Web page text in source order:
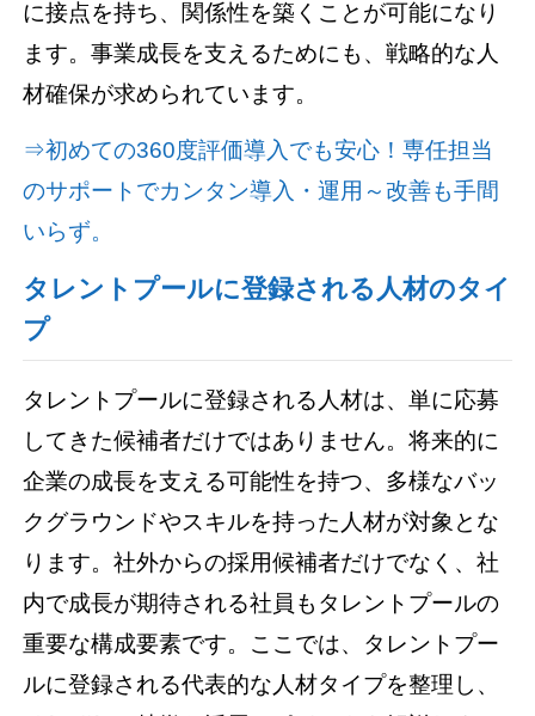
に接点を持ち、関係性を築くことが可能になり
ます。事業成長を支えるためにも、戦略的な人
材確保が求められています。
⇒初めての360度評価導入でも安心！専任担当
のサポートでカンタン導入・運用～改善も手間
いらず。
タレントプールに登録される人材のタイ
プ
タレントプールに登録される人材は、単に応募
してきた候補者だけではありません。将来的に
企業の成長を支える可能性を持つ、多様なバッ
クグラウンドやスキルを持った人材が対象とな
ります。社外からの採用候補者だけでなく、社
内で成長が期待される社員もタレントプールの
重要な構成要素です。ここでは、タレントプー
ルに登録される代表的な人材タイプを整理し、